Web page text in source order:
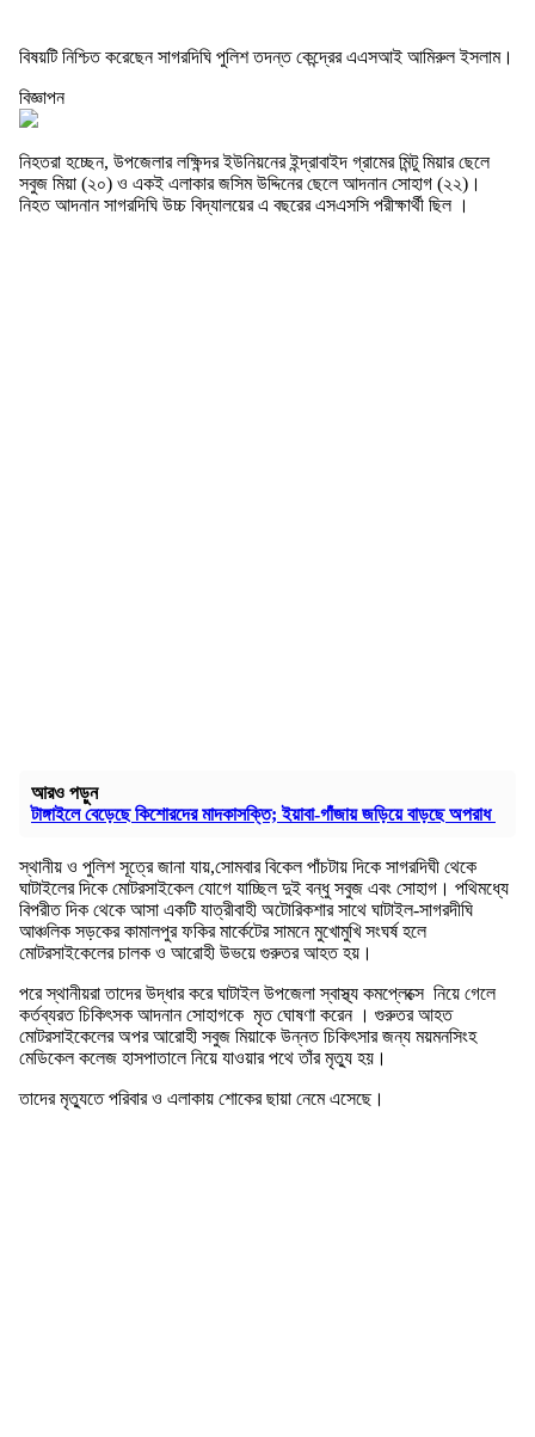
বিষয়টি নিশ্চিত করেছেন সাগরদিঘি পুলিশ তদন্ত কেন্দ্রের এএসআই আমিরুল ইসলাম।
বিজ্ঞাপন
নিহতরা হচ্ছেন, উপজেলার লক্ষিন্দর ইউনিয়নের ইন্দ্রাবাইদ গ্রামের মিন্টু মিয়ার ছেলে
সবুজ মিয়া (২০) ও একই এলাকার জসিম উদ্দিনের ছেলে আদনান সোহাগ (২২)।
নিহত আদনান সাগরদিঘি উচ্চ বিদ্যালয়ের এ বছরের এসএসসি পরীক্ষার্থী ছিল ।
আরও পড়ুন
টাঙ্গাইলে বেড়েছে কিশোরদের মাদকাসক্তি; ইয়াবা-গাঁজায় জড়িয়ে বাড়ছে অপরাধ
স্থানীয় ও পুলিশ সূত্রে জানা যায়,সোমবার বিকেল পাঁচটায় দিকে সাগরদিঘী থেকে
ঘাটাইলের দিকে মোটরসাইকেল যোগে যাচ্ছিল দুই বন্ধু সবুজ এবং সোহাগ। পথিমধ্যে
বিপরীত দিক থেকে আসা একটি যাত্রীবাহী অটোরিকশার সাথে ঘাটাইল-সাগরদীঘি
আঞ্চলিক সড়কের কামালপুর ফকির মার্কেটের সামনে মুখোমুখি সংঘর্ষ হলে
মোটরসাইকেলের চালক ও আরোহী উভয়ে গুরুতর আহত হয়।
পরে স্থানীয়রা তাদের উদ্ধার করে ঘাটাইল উপজেলা স্বাস্থ্য কমপ্লেক্সে নিয়ে গেলে
কর্তব্যরত চিকিৎসক আদনান সোহাগকে মৃত ঘোষণা করেন । গুরুতর আহত
মোটরসাইকেলের অপর আরোহী সবুজ মিয়াকে উন্নত চিকিৎসার জন্য ময়মনসিংহ
মেডিকেল কলেজ হাসপাতালে নিয়ে যাওয়ার পথে তাঁর মৃত্যু হয়।
তাদের মৃত্যুতে পরিবার ও এলাকায় শোকের ছায়া নেমে এসেছে।